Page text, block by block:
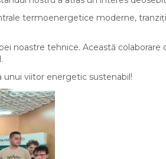
termoenergetice moderne,
noastre tehnice. Această colaborare
viitor energetic sustenabil!